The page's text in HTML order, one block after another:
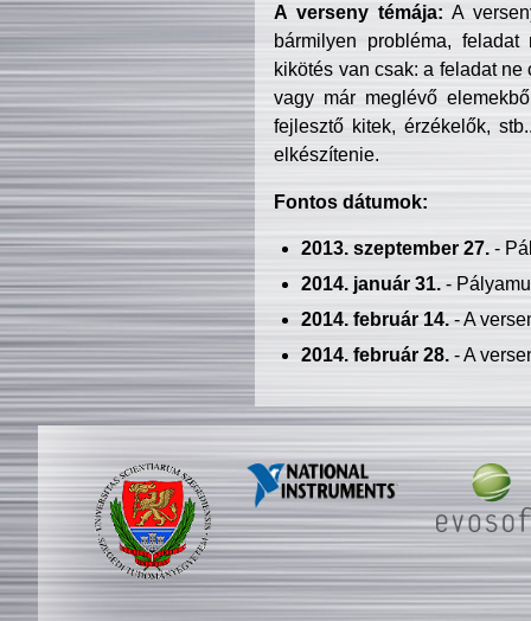
A verseny témája: A
bármilyen probléma, feladat
kikötés van csak: a feladat
vagy már meglévő
fejlesztő kitek, érzékelők,
elkészítenie.
Fontos dátumok:
2013. szeptember 27.-
2014. január 31.-
2014. február 14.- A
2014. február 28.- A